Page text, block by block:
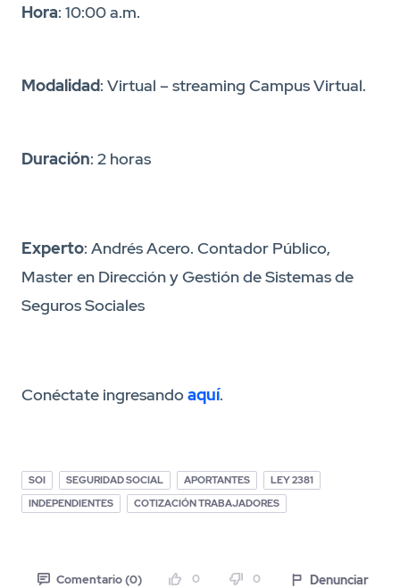
Hora: 10:00 a.m.
Modalidad: Virtual – streaming Campus Virtual.
Duración: 2 horas
Experto: Andrés Acero. Contador Público,
Master en Dirección y Gestión de Sistemas de
Seguros Sociales
Conéctate ingresandoaquí.
SOI SEGURIDAD SOCIAL APORTANTES
LEY 2381
INDEPENDIENTES
COTIZACIÓN TRABAJADORES
Comentario (0) 0 0 Denunciar